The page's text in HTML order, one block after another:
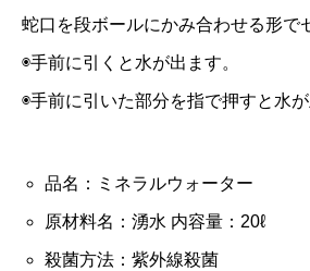
蛇口を段ボールにかみ合わせる形で
◉手前に引くと水が出ます。
◉手前に引いた部分を指で押すと水が
品名：ミネラルウォーター
原材料名：湧水 内容量：20ℓ
殺菌方法：紫外線殺菌